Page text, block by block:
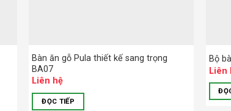
Bàn ăn gỗ Pula thiết kế sang trọng
BA07
Liên hệ
ĐỌC TIẾP
Bộ
Liên